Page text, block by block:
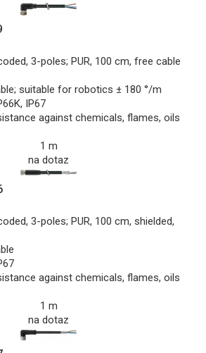
3-poles; PUR, 100 cm, free cable
suitable for robotics ± 180 °/m
IP67
against chemicals, flames, oils
1 m
na dotaz
3-poles; PUR, 100 cm, shielded,
against chemicals, flames, oils
1 m
na dotaz